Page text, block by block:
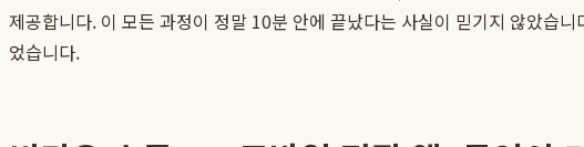
제공합니다. 이 모든 과정이 정말 10분 안에 끝났다는 사실이 믿기지 않았습
었습니다.